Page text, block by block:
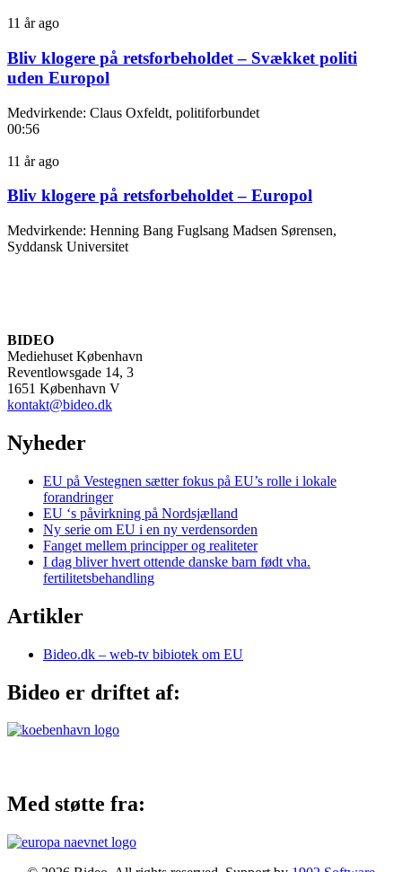
11 år ago
Bliv klogere på retsforbeholdet – Svækket politi
uden Europol
Medvirkende: Claus Oxfeldt, politiforbundet
00:56
11 år ago
Bliv klogere på retsforbeholdet – Europol
Medvirkende: Henning Bang Fuglsang Madsen Sørensen,
Syddansk Universitet
BIDEO
Mediehuset København
Reventlowsgade 14, 3
1651 København V
kontakt@bideo.dk
Nyheder
EU på Vestegnen sætter fokus på EU’s rolle i lokale
forandringer
EU ‘s påvirkning på Nordsjælland
Ny serie om EU i en ny verdensorden
Fanget mellem principper og realiteter
I dag bliver hvert ottende danske barn født vha.
fertilitetsbehandling
Artikler
Bideo.dk – web-tv bibiotek om EU
Bideo er driftet af:
Med støtte fra: